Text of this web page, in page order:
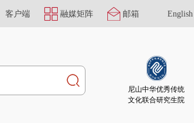
客户端 融媒矩阵 邮箱 English
尼山中华优秀传统
文化联合研究生院